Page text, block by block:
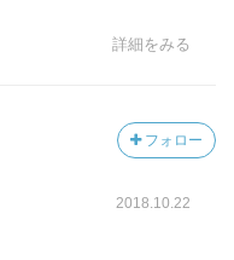
詳細をみる
フォロー
2018.10.22